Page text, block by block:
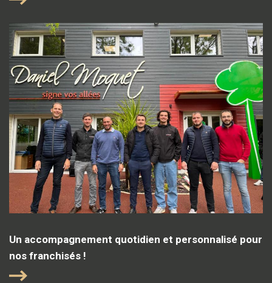
Un accompagnement quotidien et personnalisé pour
nos franchisés !